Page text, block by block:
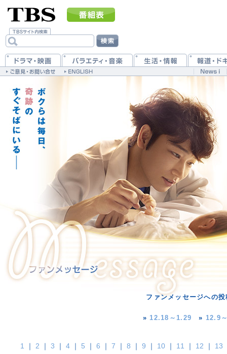
ファンメッセージへの
»12.18～1.29 » 12.9
1 ｜ 2 ｜ 3 ｜ 4 ｜ 5 ｜ 6 ｜ 7 ｜ 8 ｜ 9 ｜ 10 ｜ 11 ｜ 12 ｜ 13